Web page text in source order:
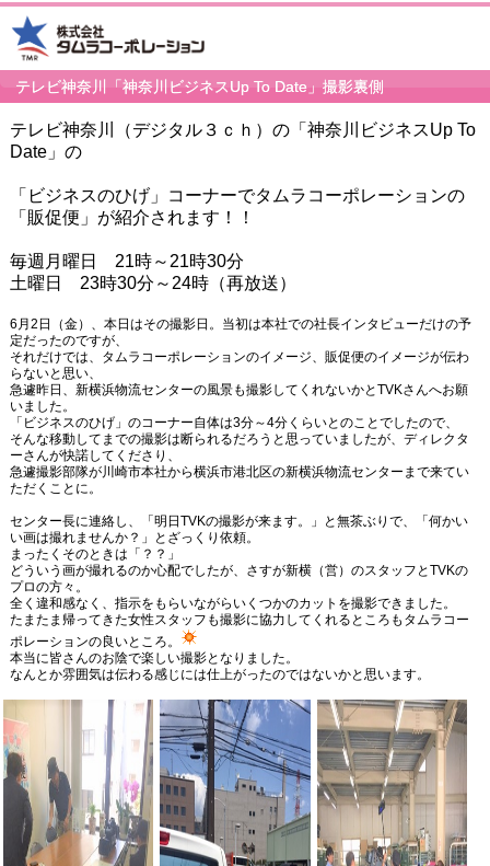
テレビ神奈川「神奈川ビジネスUp To Date」撮影裏側
テレビ神奈川（デジタル３ｃｈ）の「神奈川ビジネスUp To
Date」の
「ビジネスのひげ」コーナーでタムラコーポレーションの
「販促便」が紹介されます！！
毎週月曜日 21時～21時30分
土曜日 23時30分～24時（再放送）
6月2日（金）、本日はその撮影日。当初は本社での社長インタビューだけの予
定だったのですが、
それだけでは、タムラコーポレーションのイメージ、販促便のイメージが伝わ
らないと思い、
急遽昨日、新横浜物流センターの風景も撮影してくれないかとTVKさんへお願
いました。
「ビジネスのひげ」のコーナー自体は3分～4分くらいとのことでしたので、
そんな移動してまでの撮影は断られるだろうと思っていましたが、ディレクタ
ーさんが快諾してくださり、
急遽撮影部隊が川崎市本社から横浜市港北区の新横浜物流センターまで来てい
ただくことに。
センター長に連絡し、「明日TVKの撮影が来ます。」と無茶ぶりで、「何かい
い画は撮れませんか？」とざっくり依頼。
まったくそのときは「？？」
どういう画が撮れるのか心配でしたが、さすが新横（営）のスタッフとTVKの
プロの方々。
全く違和感なく、指示をもらいながらいくつかのカットを撮影できました。
たまたま帰ってきた女性スタッフも撮影に協力してくれるところもタムラコー
ポレーションの良いところ。
本当に皆さんのお陰で楽しい撮影となりました。
なんとか雰囲気は伝わる感じには仕上がったのではないかと思います。